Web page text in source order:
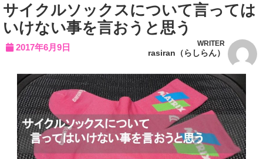
サイクルソックスについて言っては
いけない事を言おうと思う
2017年6月9日 WRITER
rasiran（らしらん）